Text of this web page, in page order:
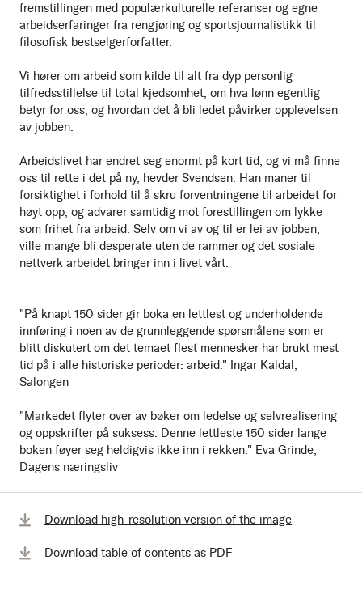
fremstillingen med populærkulturelle referanser og egne
arbeidserfaringer fra rengjøring og sportsjournalistikk til
filosofisk bestselgerforfatter.
Vi hører om arbeid som kilde til alt fra dyp personlig
tilfredsstillelse til total kjedsomhet, om hva lønn egentlig
betyr for oss, og hvordan det å bli ledet påvirker opplevelsen
av jobben.
Arbeidslivet har endret seg enormt på kort tid, og vi må finne
oss til rette i det på ny, hevder Svendsen. Han maner til
forsiktighet i forhold til å skru forventningene til arbeidet for
høyt opp, og advarer samtidig mot forestillingen om lykke
som frihet fra arbeid. Selv om vi av og til er lei av jobben,
ville mange bli desperate uten de rammer og det sosiale
nettverk arbeidet bringer inn i livet vårt.
"På knapt 150 sider gir boka en lettlest og underholdende
innføring i noen av de grunnleggende spørsmålene som er
blitt diskutert om det temaet flest mennesker har brukt mest
tid på i alle historiske perioder: arbeid." Ingar Kaldal,
Salongen
"Markedet flyter over av bøker om ledelse og selvrealisering
og oppskrifter på suksess. Denne lettleste 150 sider lange
boken føyer seg heldigvis ikke inn i rekken." Eva Grinde,
Dagens næringsliv
Download high-resolution version of the image
Download table of contents as PDF